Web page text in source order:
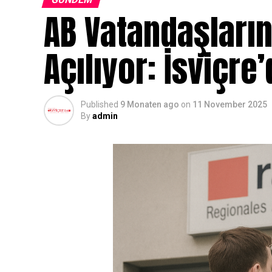
AB
Açılıyor:
Published 9 Monaten ago on 11 November 2025
Byadmin